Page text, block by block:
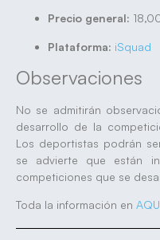
Precio general:
Plataforma: iSquad
Observaciones
No se admitirán
desarrollo de la
Los deportistas podrán
se advierte que están
competiciones que se
Toda la información en